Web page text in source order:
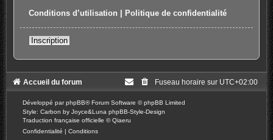
Conditions d’utilisation Politique de confidentialité
Inscription
Accueil du forum Fuseau horaire sur UTC+02:00
Développé parphpBB® Forum Software © phpBB Limited
Style: Carbon by Joyce&Luna phpBB-Style-Design
Traduction française officielle ©Qiaeru
Confidentialité | Conditions